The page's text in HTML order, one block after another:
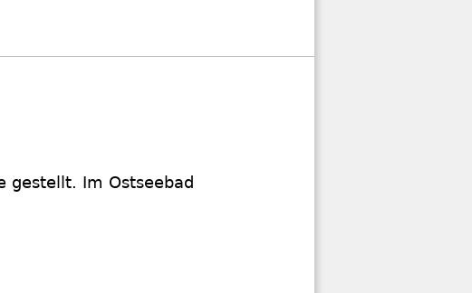
gestellt. Im Ostseebad